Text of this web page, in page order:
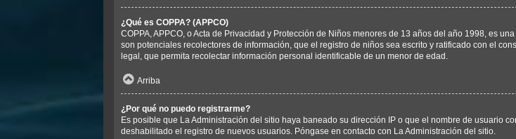
¿Qué es COPPA? (APPCO)
COPPA, APPCO, o Acta de Privacidad y Protección de Niños menores de 13 años del año 1998, es
son potenciales recolectores de información, que el registro de niños sea escrito y ratificado con el
legal, que permita recolectar información personal identificable de un menor de edad.
Arriba
¿Por qué no puedo registrarme?
Es posible que La Administración del sitio haya baneado su dirección IP o que el nombre de usuario
deshabilitado el registro de nuevos usuarios. Póngase en contacto con La Administración del sitio.